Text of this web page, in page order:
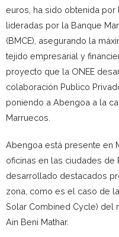
euros, ha sido obtenida por
lideradas por la Banque
(BMCE), asegurando la
tejido empresarial y
proyecto que la ONEE
colaboración Publico
poniendo a Abengoa a la
Marruecos.
Abengoa está presente en
oficinas en las ciudades de
desarrollado destacados
zona, como es el caso de
Solar Combined Cycle) del
Ain Beni Mathar.